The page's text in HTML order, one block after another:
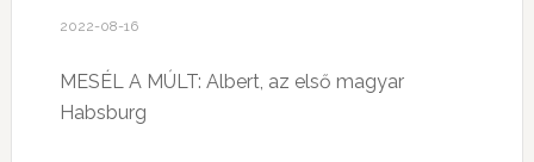
2022-08-16
MESÉL A MÚLT: Albert, az első magyar
Habsburg